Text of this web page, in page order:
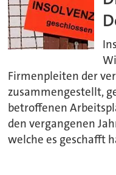
Firmenpleiten der
zusammengestellt,
betroffenen
den vergangenen
welche es geschafft